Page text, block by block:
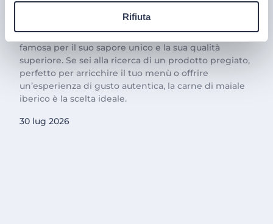
Rifiuta
La carne iberica è una vera eccellenza gastronomica,
famosa per il suo sapore unico e la sua qualità
superiore. Se sei alla ricerca di un prodotto pregiato,
perfetto per arricchire il tuo menù o offrire
un’esperienza di gusto autentica, la carne di maiale
iberico è la scelta ideale.
30 lug 2026